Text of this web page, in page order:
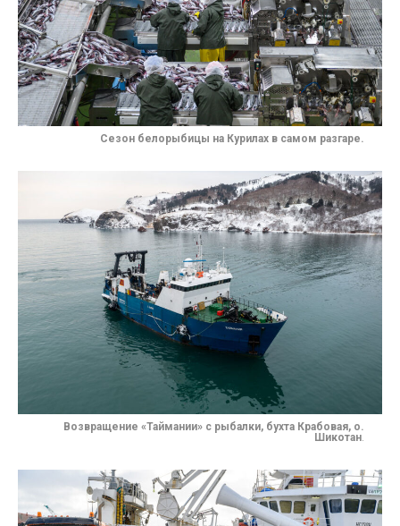
Сезон белорыбицы на Курилах в самом разгаре.
Возвращение «Таймании» с рыбалки, бухта Крабовая, о.
Шикотан